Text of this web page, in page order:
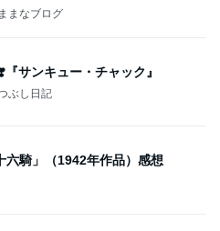
まなブログ
サンキュー・チャック』
ぶし日記
六騎」（1942年作品）感想